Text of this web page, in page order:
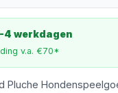
4 werkdagen
v.a. €70*
Pluche